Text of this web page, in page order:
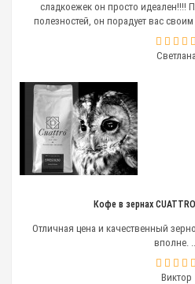
сладкоежек он просто идеален!!!!
полезностей, он порадует вас
Светлана
Кофе в зернах
Отличная цена и качественный
вполне.
Виктор